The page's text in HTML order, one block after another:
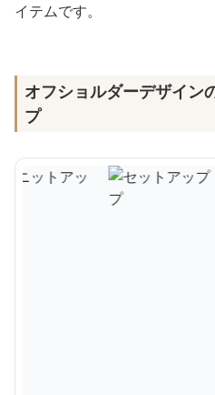
イテムです。
オフショルダーデザイン
プ